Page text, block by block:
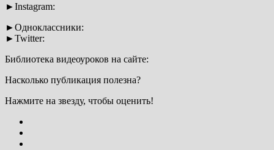
►Instagram:
►Одноклассники:
►Twitter:
Библиотека видеоуроков на сайте:
Насколько публикация полезна?
Нажмите на звезду, чтобы оценить!